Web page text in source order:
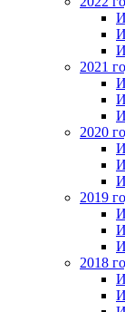
2021
2020
2019
2018